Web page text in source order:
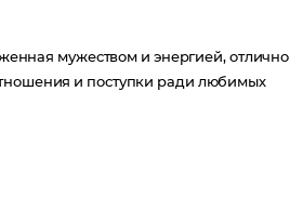
мужеством и энергией, отлично
и поступки ради любимых